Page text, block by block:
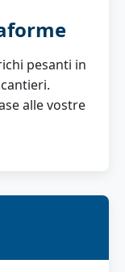
pesanti in
alle vostre